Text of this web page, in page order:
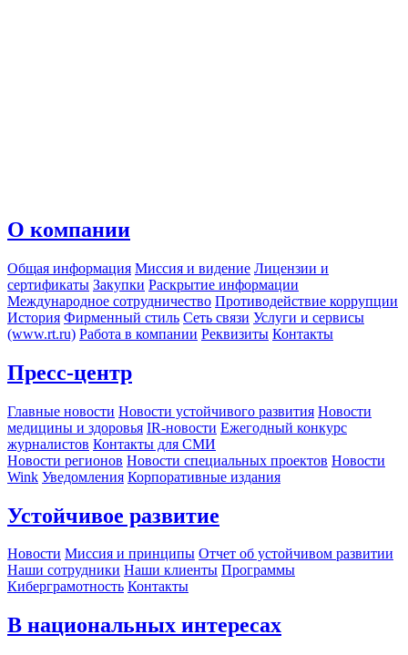
О компании
Общая информация Миссия и видение Лицензии и
сертификаты Закупки Раскрытие информации
Международное сотрудничество Противодействие коррупции
История Фирменный стиль Сеть связи Услуги и сервисы
(www.rt.ru) Работа в компании Реквизиты Контакты
Пресс-центр
Главные новости Новости устойчивого развития Новости
медицины и здоровья IR-новости Ежегодный конкурс
журналистов Контакты для СМИ
Новости регионов Новости специальных проектов Новости
Wink Уведомления Корпоративные издания
Устойчивое развитие
Новости Миссия и принципы Отчет об устойчивом развитии
Наши сотрудники Наши клиенты Программы
Киберграмотность Контакты
В национальных интересах